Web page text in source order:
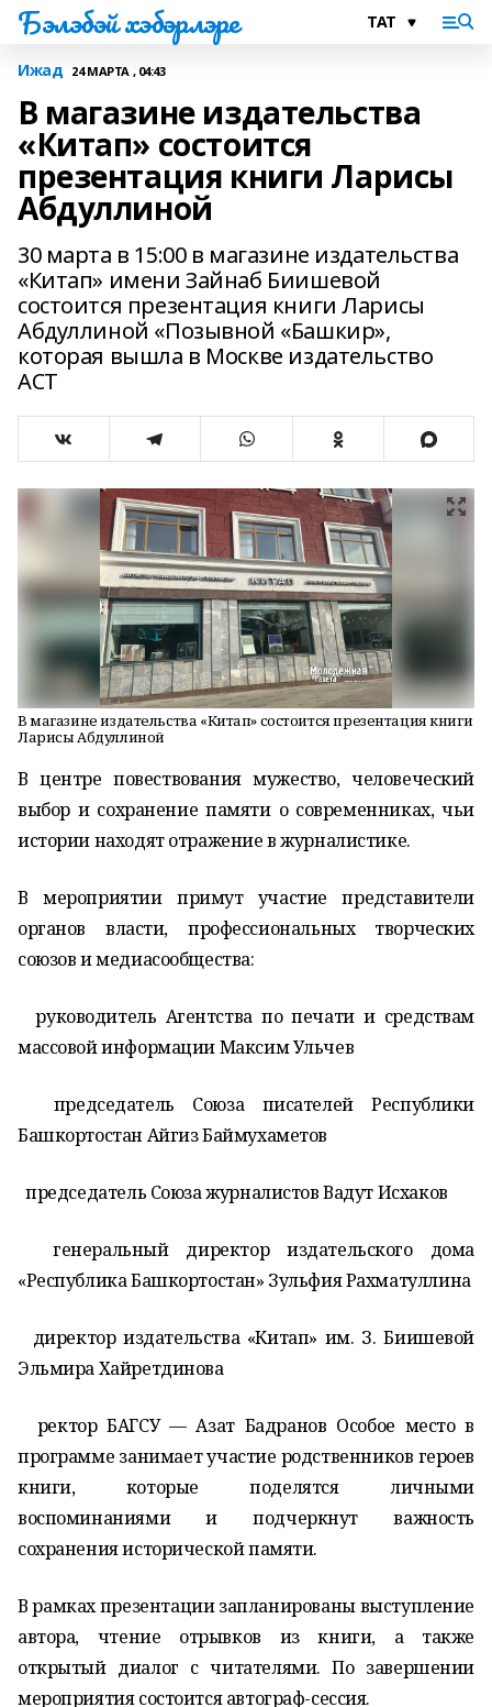
Бэлэбэй хэбэрлэре
Ижад 24 МАРТА , 04:43
В магазине издательства
«Китап» состоится
презентация книги Ларисы
Абдуллиной
30 марта в 15:00 в магазине издательства
«Китап» имени Зайнаб Биишевой
состоится презентация книги Ларисы
Абдуллиной «Позывной «Башкир»,
которая вышла в Москве издательство
АСТ
В магазине издательства «Китап» состоится презентация книги
Ларисы Абдуллиной
В центре повествования мужество, человеческий
выбор и сохранение памяти о современниках, чьи
истории находят отражение в журналистике.
В мероприятии примут участие представители
органов власти, профессиональных творческих
союзов и медиасообщества:
руководитель Агентства по печати и средствам
массовой информации Максим Ульчев
председатель Союза писателей Республики
Башкортостан Айгиз Баймухаметов
председатель Союза журналистов Вадут Исхаков
генеральный директор издательского дома
«Республика Башкортостан» Зульфия Рахматуллина
директор издательства «Китап» им. З. Биишевой
Эльмира Хайретдинова
ректор БАГСУ — Азат Бадранов Особое место в
программе занимает участие родственников героев
книги, которые поделятся личными
воспоминаниями и подчеркнут важность
сохранения исторической памяти.
В рамках презентации запланированы выступление
автора, чтение отрывков из книги, а также
открытый диалог с читателями. По завершении
мероприятия состоится автограф-сессия.